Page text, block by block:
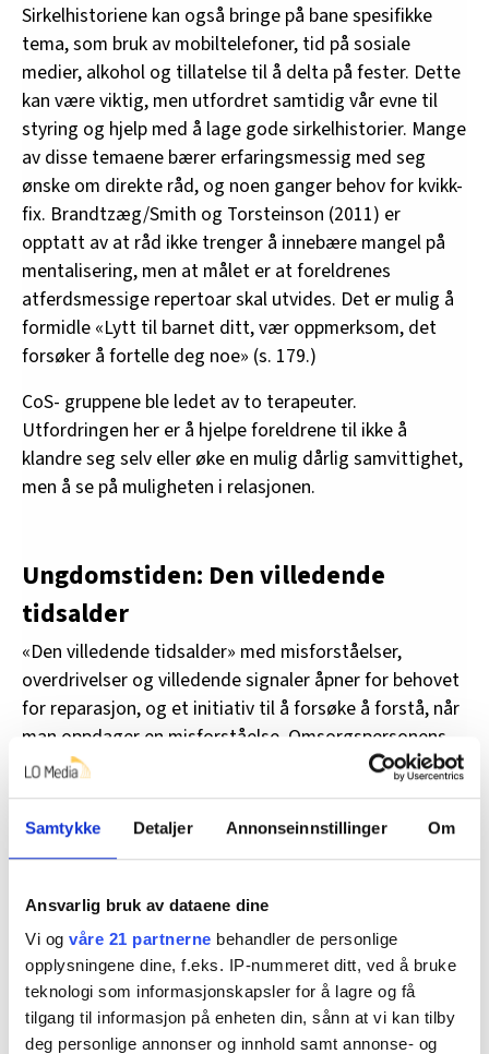
Samtykke Detaljer Annonseinnstillinger Om
Ansvarlig bruk av dataene dine
Vi og våre 21 partnerne behandler de personlige
opplysningene dine, f.eks. IP-nummeret ditt, ved å bruke
teknologi som informasjonskapsler for å lagre og få
tilgang til informasjon på enheten din, sånn at vi kan tilby
deg personlige annonser og innhold samt annonse- og
Sirkelhistoriene kan også bringe på bane spesifikke
tema, som bruk av mobiltelefoner, tid på sosiale
medier, alkohol og tillatelse til å delta på fester. Dette
kan være viktig, men utfordret samtidig vår evne til
styring og hjelp med å lage gode sirkelhistorier. Mange
av disse temaene bærer erfaringsmessig med seg
ønske om direkte råd, og noen ganger behov for kvikk-
fix. Brandtzæg/Smith og Torsteinson (2011) er
opptatt av at råd ikke trenger å innebære mangel på
mentalisering, men at målet er at foreldrenes
atferdsmessige repertoar skal utvides. Det er mulig å
formidle «Lytt til barnet ditt, vær oppmerksom, det
forsøker å fortelle deg noe» (s. 179.)
CoS- gruppene ble ledet av to terapeuter.
Utfordringen her er å hjelpe foreldrene til ikke å
klandre seg selv eller øke en mulig dårlig samvittighet,
men å se på muligheten i relasjonen.
Ungdomstiden: Den villedende
tidsalder
«Den villedende tidsalder» med misforståelser,
overdrivelser og villedende signaler åpner for behovet
for reparasjon, og et initiativ til å forsøke å forstå, når
man oppdager en misforståelse. Omsorgspersonens
ansvar blir å ta ledelse i denne reparasjonen. Allen
(2008) peker på at nøkkelen til et suksessfylt
partnerskap mellom forelder og ungdom er:
1. En sterk kapasitet til å kommunisere om de økende
divergerende perspektiver og behov hos foreldre og
ungdom.
2. En vilje hos begge parter til å tillate ungdommen å
søke autonomi, mens foreldre-ungdoms-relasjonen
vedlikeholdes.